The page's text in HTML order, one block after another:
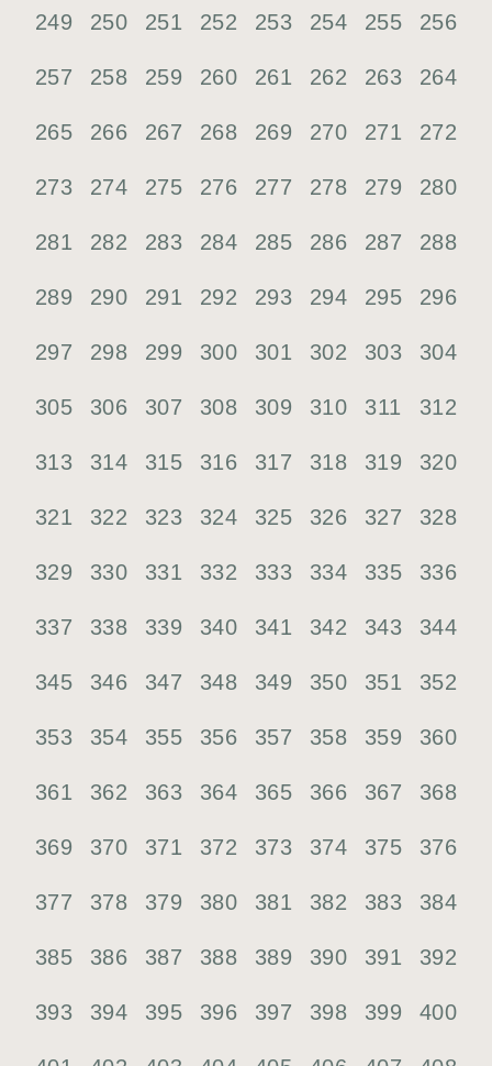
249 250 251 252 253 254 255 256
257 258 259 260 261 262 263 264
265 266 267 268 269 270 271 272
273 274 275 276 277 278 279 280
281 282 283 284 285 286 287 288
289 290 291 292 293 294 295 296
297 298 299 300 301 302 303 304
305 306 307 308 309 310 311 312
313 314 315 316 317 318 319 320
321 322 323 324 325 326 327 328
329 330 331 332 333 334 335 336
337 338 339 340 341 342 343 344
345 346 347 348 349 350 351 352
353 354 355 356 357 358 359 360
361 362 363 364 365 366 367 368
369 370 371 372 373 374 375 376
377 378 379 380 381 382 383 384
385 386 387 388 389 390 391 392
393 394 395 396 397 398 399 400